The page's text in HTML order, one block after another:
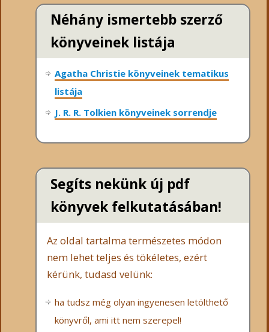
Néhány ismertebb szerző
könyveinek listája
Agatha Christie könyveinek tematikus
listája
J. R. R. Tolkien könyveinek sorrendje
Segíts nekünk új pdf
könyvek felkutatásában!
Az oldal tartalma természetes módon
nem lehet teljes és tökéletes, ezért
kérünk, tudasd velünk:
ha tudsz még olyan ingyenesen letölthető
könyvről, ami itt nem szerepel!